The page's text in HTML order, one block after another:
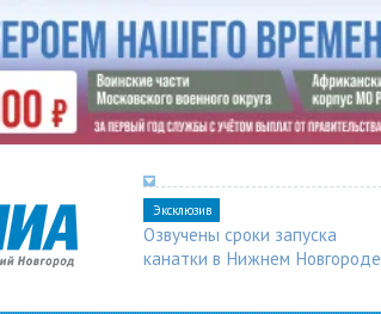
Эксклюзив
Озвучены сроки запуска
канатки в Нижнем Новгороде